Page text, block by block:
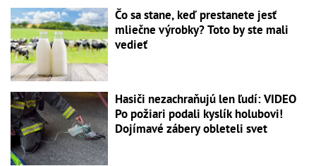
Čo sa stane, keď prestanete jesť
mliečne výrobky? Toto by ste mali
vedieť
Hasiči nezachraňujú len ľudí: VIDEO
Po požiari podali kyslík holubovi!
Dojímavé zábery obleteli svet